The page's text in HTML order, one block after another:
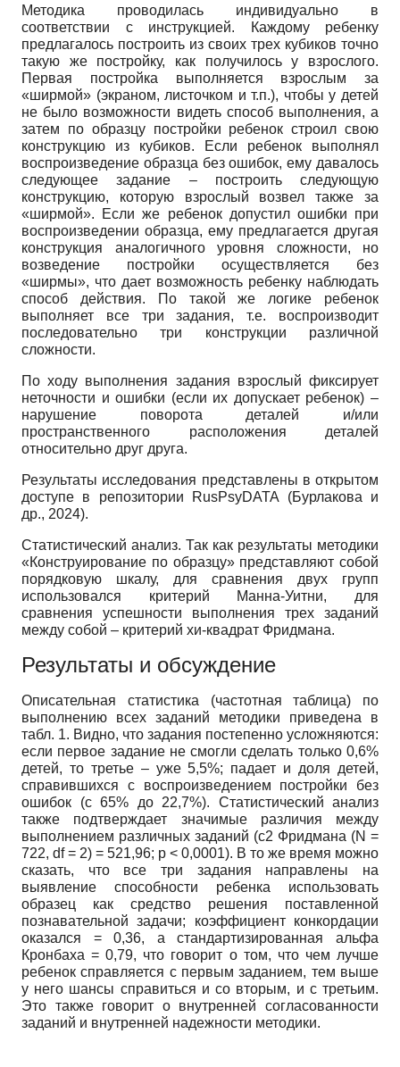
Методика проводилась индивидуально в
соответствии с инструкцией. Каждому ребенку
предлагалось построить из своих трех кубиков точно
такую же постройку, как получилось у взрослого.
Первая постройка выполняется взрослым за
«ширмой» (экраном, листочком и т.п.), чтобы у детей
не было возможности видеть способ выполнения, а
затем по образцу постройки ребенок строил свою
конструкцию из кубиков. Если ребенок выполнял
воспроизведение образца без ошибок, ему давалось
следующее задание – построить следующую
конструкцию, которую взрослый возвел также за
«ширмой». Если же ребенок допустил ошибки при
воспроизведении образца, ему предлагается другая
конструкция аналогичного уровня сложности, но
возведение постройки осуществляется без
«ширмы», что дает возможность ребенку наблюдать
способ действия. По такой же логике ребенок
выполняет все три задания, т.е. воспроизводит
последовательно три конструкции различной
сложности.
По ходу выполнения задания взрослый фиксирует
неточности и ошибки (если их допускает ребенок) –
нарушение поворота деталей и/или
пространственного расположения деталей
относительно друг друга.
Результаты исследования представлены в открытом
доступе в репозитории RusPsyDATA (Бурлакова и
др., 2024).
Статистический анализ. Так как результаты методики
«Конструирование по образцу» представляют собой
порядковую шкалу, для сравнения двух групп
использовался критерий Манна-Уитни, для
сравнения успешности выполнения трех заданий
между собой – критерий хи-квадрат Фридмана.
Результаты и обсуждение
Описательная статистика (частотная таблица) по
выполнению всех заданий методики приведена в
табл. 1. Видно, что задания постепенно усложняются:
если первое задание не смогли сделать только 0,6%
детей, то третье – уже 5,5%; падает и доля детей,
справившихся с воспроизведением постройки без
ошибок (с 65% до 22,7%). Статистический анализ
также подтверждает значимые различия между
выполнением различных заданий (c2 Фридмана (N =
722, df = 2) = 521,96; p < 0,0001). В то же время можно
сказать, что все три задания направлены на
выявление способности ребенка использовать
образец как средство решения поставленной
познавательной задачи; коэффициент конкордации
оказался = 0,36, а стандартизированная альфа
Кронбаха = 0,79, что говорит о том, что чем лучше
ребенок справляется с первым заданием, тем выше
у него шансы справиться и со вторым, и с третьим.
Это также говорит о внутренней согласованности
заданий и внутренней надежности методики.